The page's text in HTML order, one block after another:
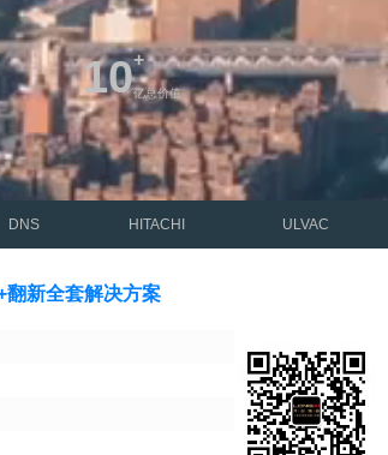
10+
亿总价值
DNS HITACHI ULVAC
翻新全套解决方案